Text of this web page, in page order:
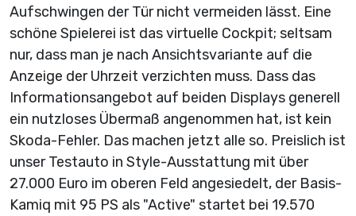
Aufschwingen der Tür nicht vermeiden lässt. Eine
schöne Spielerei ist das virtuelle Cockpit; seltsam
nur, dass man je nach Ansichtsvariante auf die
Anzeige der Uhrzeit verzichten muss. Dass das
Informationsangebot auf beiden Displays generell
ein nutzloses Übermaß angenommen hat, ist kein
Skoda-Fehler. Das machen jetzt alle so. Preislich ist
unser Testauto in Style-Ausstattung mit über
27.000 Euro im oberen Feld angesiedelt, der Basis-
Kamiq mit 95 PS als "Active" startet bei 19.570